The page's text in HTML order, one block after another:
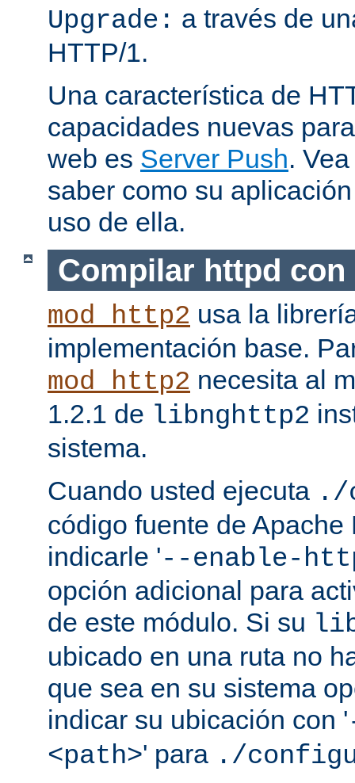
Upgrade: a través de
HTTP/1.
Una característica de
capacidades nuevas
web es Server Push.
saber como su
uso de ella.
Compilar httpd con
mod_http2 usa la
implementación base.
mod_http2 necesita al
1.2.1 de libnghttp2
sistema.
Cuando usted ejecuta ./
código fuente de
indicarle '--enable-
opción adicional para
de este módulo. Si su
ubicado en una ruta no
que sea en su sistema
indicar su ubicación con '
<path>' para ./